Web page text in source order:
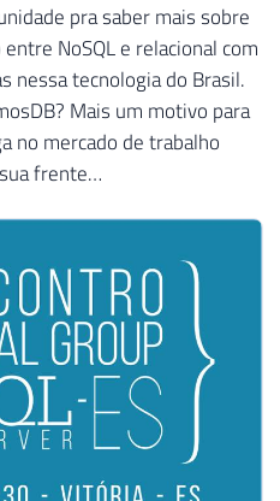
pra saber mais sobre
NoSQL e relacional com
nessa tecnologia do Brasil.
Mais um motivo para
no mercado de trabalho
frente…